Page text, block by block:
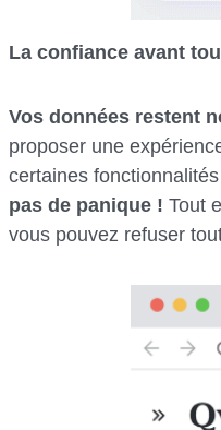
La confiance avant
Vos données restent
proposer une
certaines
pas de panique ! Tout
vous pouvez refuser